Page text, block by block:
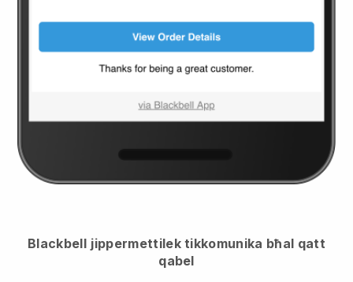
Blackbell jippermettilek tikkomunika bħal qatt
qabel